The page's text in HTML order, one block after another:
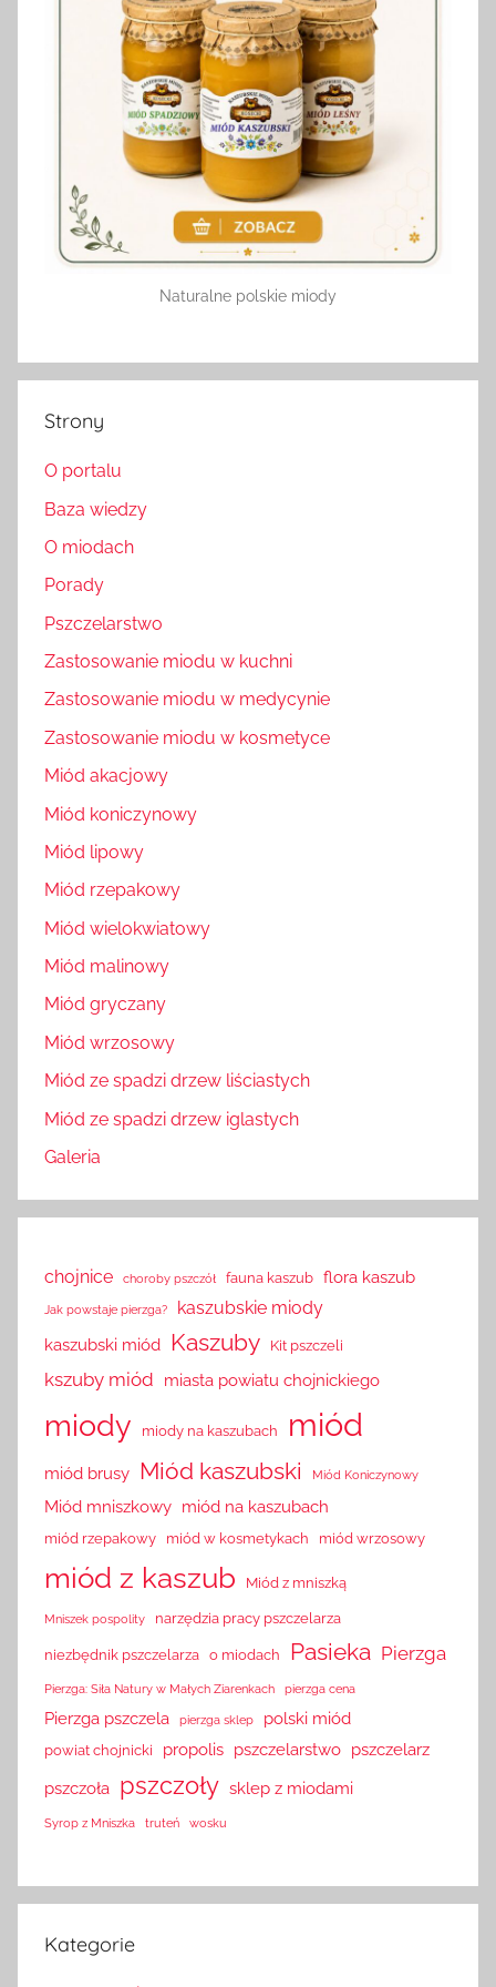
Naturalne polskie miody
Strony
O portalu
Baza wiedzy
O miodach
Porady
Pszczelarstwo
Zastosowanie miodu w kuchni
Zastosowanie miodu w medycynie
Zastosowanie miodu w kosmetyce
Miód akacjowy
Miód koniczynowy
Miód lipowy
Miód rzepakowy
Miód wielokwiatowy
Miód malinowy
Miód gryczany
Miód wrzosowy
Miód ze spadzi drzew liściastych
Miód ze spadzi drzew iglastych
Galeria
chojnice choroby pszczół fauna kaszub flora kaszub
Jak powstaje pierzga? kaszubskie miody
kaszubski miód Kaszuby Kit pszczeli
kszuby miód miasta powiatu chojnickiego
miody miody na kaszubach miód
miód brusy Miód kaszubski Miód Koniczynowy
Miód mniszkowy miód na kaszubach
miód rzepakowy miód w kosmetykach miód wrzosowy
miód z kaszub Miód z mniszką
Mniszek pospolity narzędzia pracy pszczelarza
niezbędnik pszczelarza o miodach Pasieka Pierzga
Pierzga: Siła Natury w Małych Ziarenkach pierzga cena
Pierzga pszczela pierzga sklep polski miód
powiat chojnicki propolis pszczelarstwo pszczelarz
pszczoła pszczoły sklep z miodami
Syrop z Mniszka truteń wosku
Kategorie